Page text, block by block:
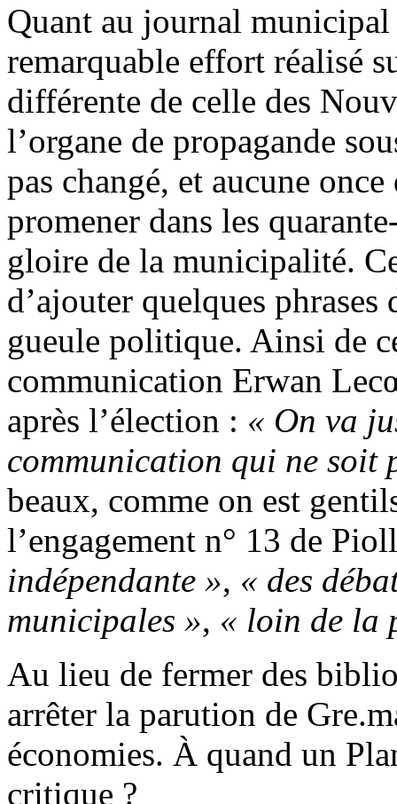
Quant au journal
remarquable effort réalisé
différente de celle des
l’organe de propagande
pas changé, et aucune
promener dans les
gloire de la municipalité.
d’ajouter quelques
gueule politique. Ainsi de
communication Erwan
après l’élection : « On va
communication qui ne soit
beaux, comme on est
l’engagement n° 13 de
indépendante », « des
municipales », « loin de la
Au lieu de fermer des
arrêter la parution de
économies. À quand un
critique ?